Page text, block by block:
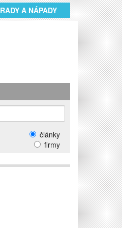
RADY A NÁPADY
články
firmy